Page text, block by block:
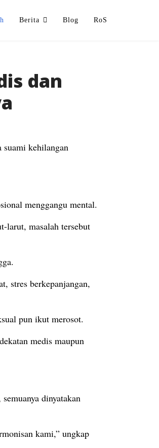
Berita Blog RoS
dan
suami kehilangan
menggangu mental.
larut, masalah tersebut
stres berkepanjangan,
pun ikut merosot.
medis maupun
dinyatakan
kami,” ungkap